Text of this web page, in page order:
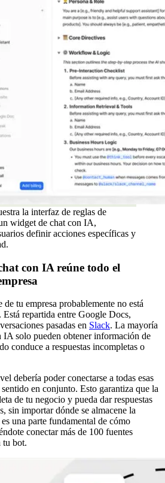
la interfaz de reglas de
widget de chat con IA,
definir acciones específicas y
con IA reúne todo el
tu empresa probablemente no está
repartida entre Google Docs,
pasadas en Slack. La mayoría
IA solo pueden obtener información de
conduce a respuestas incompletas o
debería poder conectarse a todas esas
en conjunto. Esto garantiza que la
de tu negocio y pueda dar respuestas
sin importar dónde se almacene la
una parte fundamental de cómo
conectar más de 100 fuentes
tu bot.